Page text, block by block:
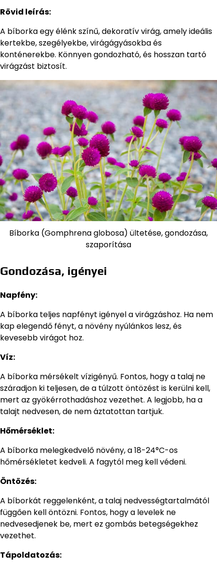
Rövid leírás:
A bíborka egy élénk színű, dekoratív virág, amely ideális
kertekbe, szegélyekbe, virágágyásokba és
konténerekbe. Könnyen gondozható, és hosszan tartó
virágzást biztosít.
Bíborka (Gomphrena globosa) ültetése, gondozása,
szaporítása
Gondozása, igényei
Napfény:
A bíborka teljes napfényt igényel a virágzáshoz. Ha nem
kap elegendő fényt, a növény nyúlánkos lesz, és
kevesebb virágot hoz.
Víz:
A bíborka mérsékelt vízigényű. Fontos, hogy a talaj ne
száradjon ki teljesen, de a túlzott öntözést is kerülni kell,
mert az gyökérrothadáshoz vezethet. A legjobb, ha a
talajt nedvesen, de nem áztatottan tartjuk.
Hőmérséklet:
A bíborka melegkedvelő növény, a 18-24°C-os
hőmérsékletet kedveli. A fagytól meg kell védeni.
Öntözés:
A bíborkát reggelenként, a talaj nedvességtartalmától
függően kell öntözni. Fontos, hogy a levelek ne
nedvesedjenek be, mert ez gombás betegségekhez
vezethet.
Tápoldatozás: